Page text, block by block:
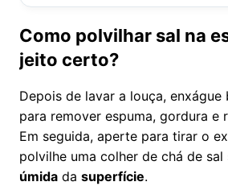
Como polvilhar sal na
jeito certo?
Depois de lavar a louça, enxágue
para remover espuma, gordura e
Em seguida, aperte para tirar o
polvilhe uma colher de chá de
úmida da superfície.